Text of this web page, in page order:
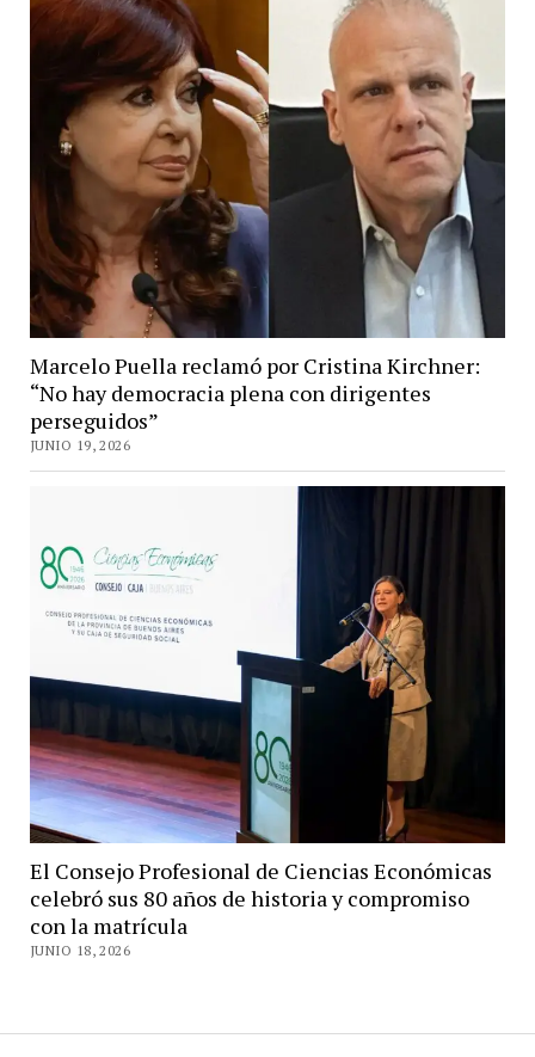
Marcelo Puella reclamó por Cristina Kirchner:
“No hay democracia plena con dirigentes
perseguidos”
JUNIO 19, 2026
El Consejo Profesional de Ciencias Económicas
celebró sus 80 años de historia y compromiso
con la matrícula
JUNIO 18, 2026